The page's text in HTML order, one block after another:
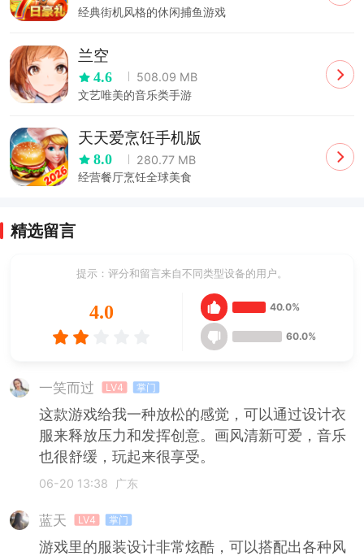
经典街机风格的休闲捕鱼游戏
兰空
4.6
508.09 MB
文艺唯美的音乐类手游
天天爱烹饪手机版
8.0
280.77 MB
经营餐厅烹饪全球美食
精选留言
提示：评分和留言来自不同类型设备的用户。
4.0 40.0%
60.0%
一笑而过 LV4 掌门
这款游戏给我一种放松的感觉，可以通过设计衣
服来释放压力和发挥创意。画风清新可爱，音乐
也很舒缓，玩起来很享受。
06-20 13:38 广东
蓝天 LV4 掌门
游戏里的服装设计非常炫酷，可以搭配出各种风